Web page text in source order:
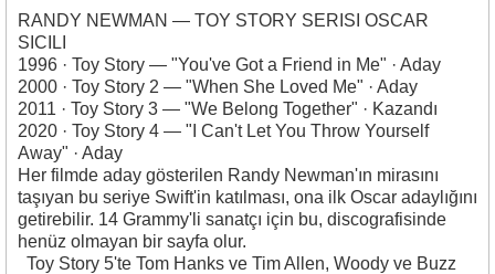
RANDY NEWMAN — TOY STORY SERISI OSCAR
SICILI
1996 · Toy Story — "You've Got a Friend in Me" · Aday
2000 · Toy Story 2 — "When She Loved Me" · Aday
2011 · Toy Story 3 — "We Belong Together" · Kazandı
2020 · Toy Story 4 — "I Can't Let You Throw Yourself
Away" · Aday
Her filmde aday gösterilen Randy Newman'ın mirasını
taşıyan bu seriye Swift'in katılması, ona ilk Oscar adaylığını
getirebilir. 14 Grammy'li sanatçı için bu, discografisinde
henüz olmayan bir sayfa olur.
Toy Story 5'te Tom Hanks ve Tim Allen, Woody ve Buzz